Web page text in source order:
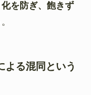
を防ぎ、飽きず
よる混同という